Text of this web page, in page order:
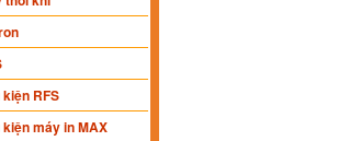
kiện RFS
kiện máy in MAX